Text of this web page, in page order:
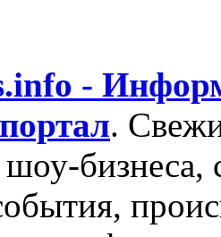
-
.
бизнеса,